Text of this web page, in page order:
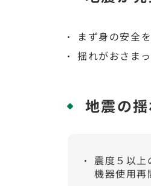
まず身の安全
揺れがおさま
地震の
震度５以上
機器使用再